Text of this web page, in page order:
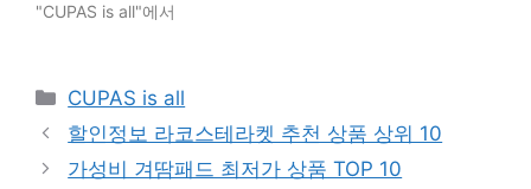
"CUPAS is all"에서
Categories
CUPAS is all
할인정보 라코스테라켓 추천 상품 상위 10
가성비 겨땀패드 최저가 상품 TOP 10